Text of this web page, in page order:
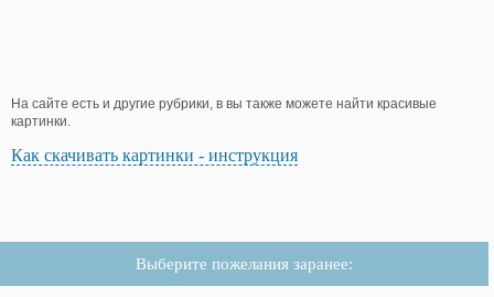
На сайте есть и другие рубрики, в вы также можете найти красивые
картинки.
Как скачивать картинки - инструкция
Выберите пожелания заранее: